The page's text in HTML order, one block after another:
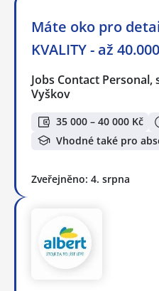
Máte oko pro
KVALITY - až
Jobs Contact Personal,
Vyškov
35 000 – 40 000 Kč
Vhodné také pro
Zveřejněno: 4. srpna